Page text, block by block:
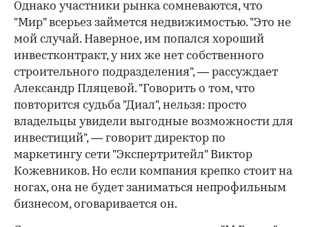
Однако участники рынка сомневаются, что
"Мир" всерьез займется недвижимостью. "Это не
мой случай. Наверное, им попался хороший
инвестконтракт, у них же нет собственного
строительного подразделения", — рассуждает
Александр Пляцевой. "Говорить о том, что
повторится судьба "Диал", нельзя: просто
владельцы увидели выгодные возможности для
инвестиций", — говорит директор по
маркетингу сети "Экспертритейл" Виктор
Кожевников. Но если компания крепко стоит на
ногах, она не будет заниматься непрофильным
бизнесом, оговаривается он.